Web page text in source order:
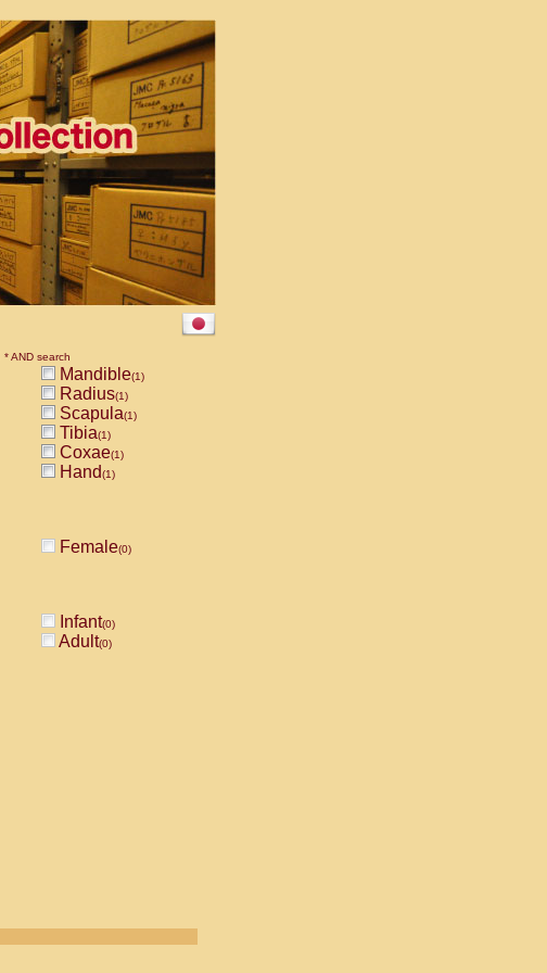
* AND search
Mandible(1)
Radius(1)
Scapula(1)
Tibia(1)
Coxae(1)
Hand(1)
Female(0)
Infant(0)
Adult(0)